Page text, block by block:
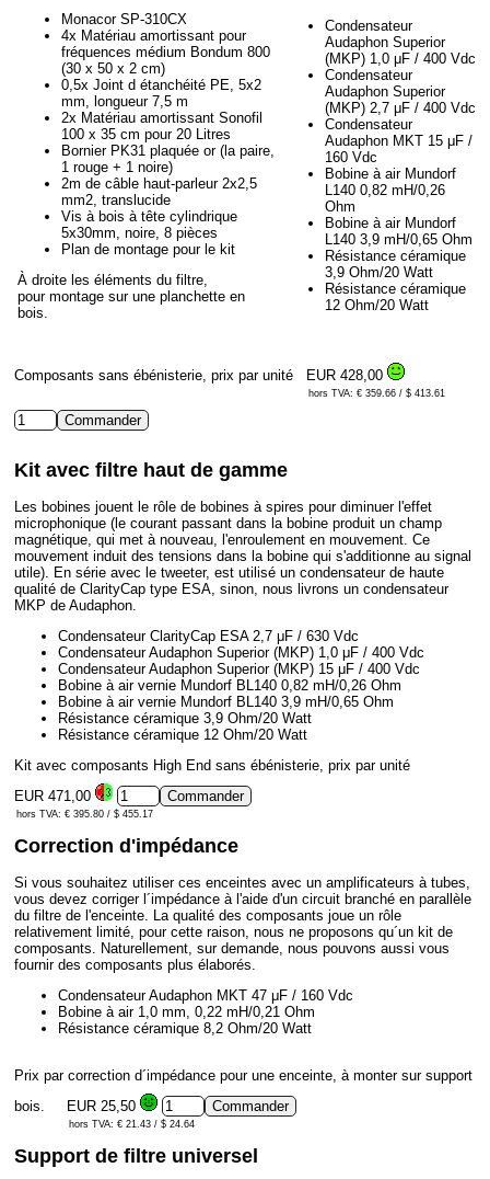
Monacor SP-310CX
4x Matériau amortissant pour
fréquences médium Bondum 800
(30 x 50 x 2 cm)
0,5x Joint d étanchéité PE, 5x2
mm, longueur 7,5 m
2x Matériau amortissant Sonofil
100 x 35 cm pour 20 Litres
Bornier PK31 plaquée or (la paire,
1 rouge + 1 noire)
2m de câble haut-parleur 2x2,5
mm2, translucide
Vis à bois à tête cylindrique
5x30mm, noire, 8 pièces
Plan de montage pour le kit
À droite les éléments du filtre,
pour montage sur une planchette en
bois.
Condensateur
Audaphon Superior
(MKP) 1,0 μF / 400 Vdc
Condensateur
Audaphon Superior
(MKP) 2,7 μF / 400 Vdc
Condensateur
Audaphon MKT 15 μF /
160 Vdc
Bobine à air Mundorf
L140 0,82 mH/0,26
Ohm
Bobine à air Mundorf
L140 3,9 mH/0,65 Ohm
Résistance céramique
3,9 Ohm/20 Watt
Résistance céramique
12 Ohm/20 Watt
Composants sans ébénisterie, prix par unité EUR 428,00
hors TVA: € 359.66 / $ 413.61
Kit avec filtre haut de gamme
Les bobines jouent le rôle de bobines à spires pour diminuer l'effet
microphonique (le courant passant dans la bobine produit un champ
magnétique, qui met à nouveau, l'enroulement en mouvement. Ce
mouvement induit des tensions dans la bobine qui s'additionne au signal
utile). En série avec le tweeter, est utilisé un condensateur de haute
qualité de ClarityCap type ESA, sinon, nous livrons un condensateur
MKP de Audaphon.
Condensateur ClarityCap ESA 2,7 μF / 630 Vdc
Condensateur Audaphon Superior (MKP) 1,0 μF / 400 Vdc
Condensateur Audaphon Superior (MKP) 15 μF / 400 Vdc
Bobine à air vernie Mundorf BL140 0,82 mH/0,26 Ohm
Bobine à air vernie Mundorf BL140 3,9 mH/0,65 Ohm
Résistance céramique 3,9 Ohm/20 Watt
Résistance céramique 12 Ohm/20 Watt
Kit avec composants High End sans ébénisterie, prix par unité
EUR 471,00
hors TVA: € 395.80 / $ 455.17
Correction d'impédance
Si vous souhaitez utiliser ces enceintes avec un amplificateurs à tubes,
vous devez corriger l´impédance à l'aide d'un circuit branché en parallèle
du filtre de l'enceinte. La qualité des composants joue un rôle
relativement limité, pour cette raison, nous ne proposons qu´un kit de
composants. Naturellement, sur demande, nous pouvons aussi vous
fournir des composants plus élaborés.
Condensateur Audaphon MKT 47 μF / 160 Vdc
Bobine à air 1,0 mm, 0,22 mH/0,21 Ohm
Résistance céramique 8,2 Ohm/20 Watt
Prix par correction d´impédance pour une enceinte, à monter sur support
bois.
EUR 25,50
hors TVA: € 21.43 / $ 24.64
Support de filtre universel